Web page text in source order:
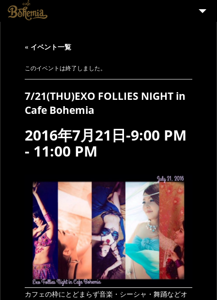
EVENT
STAFF WANTED
« イベント一覧
このイベントは終了しました。
7/21(THU)EXO FOLLIES NIGHT in
Cafe Bohemia
2016年7月21日-9:00 PM
- 11:00 PM
カフェの枠にとどまらず音楽・シーシャ・舞踊などオ